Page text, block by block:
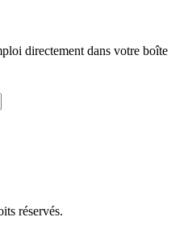
directement dans votre boîte
réservés.